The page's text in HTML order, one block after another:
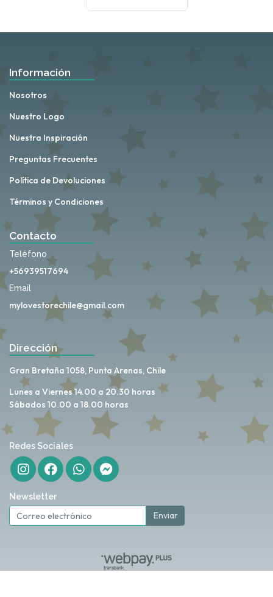
Información
Nosotros
Nuestro Logo
Nuestra Inspiración
Preguntas Frecuentes
Política de Devoluciones
Términos y Condiciones
Contacto
Teléfono
+56939517694
Email
mylovestorechile@gmail.com
Dirección
Gran Bretaña 1058, Punta Arenas, Chile
Lunes a Viernes 14.00 a 20.30 horas
Sábados 10.00 a 18.00 horas
Redes Sociales
Newsletter
Enviar